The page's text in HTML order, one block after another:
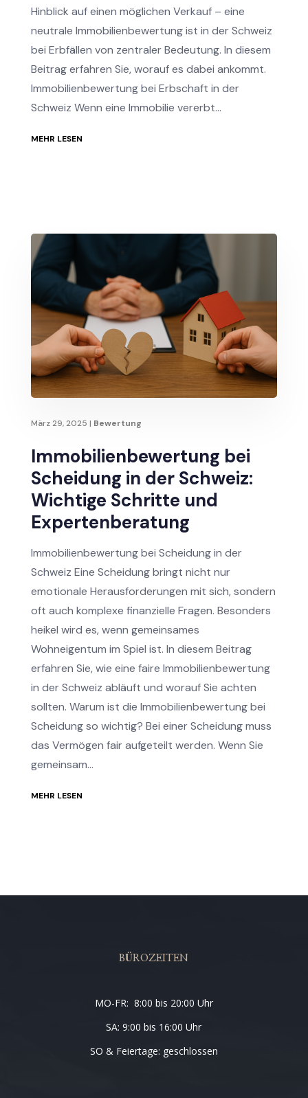
Hinblick auf einen möglichen Verkauf – eine
neutrale Immobilienbewertung ist in der Schweiz
bei Erbfällen von zentraler Bedeutung. In diesem
Beitrag erfahren Sie, worauf es dabei ankommt.
Immobilienbewertung bei Erbschaft in der
Schweiz Wenn eine Immobilie vererbt...
MEHR LESEN
Immobilienbewertung bei
Scheidung in der Schweiz:
Wichtige Schritte und
Expertenberatung
März 29, 2025 | Bewertung
Immobilienbewertung bei Scheidung in der
Schweiz Eine Scheidung bringt nicht nur
emotionale Herausforderungen mit sich, sondern
oft auch komplexe finanzielle Fragen. Besonders
heikel wird es, wenn gemeinsames
Wohneigentum im Spiel ist. In diesem Beitrag
erfahren Sie, wie eine faire Immobilienbewertung
in der Schweiz abläuft und worauf Sie achten
sollten. Warum ist die Immobilienbewertung bei
Scheidung so wichtig? Bei einer Scheidung muss
das Vermögen fair aufgeteilt werden. Wenn Sie
gemeinsam...
MEHR LESEN
BÜROZEITEN
MO-FR: 8:00 bis 20:00 Uhr
SA: 9:00 bis 16:00 Uhr
SO & Feiertage: geschlossen